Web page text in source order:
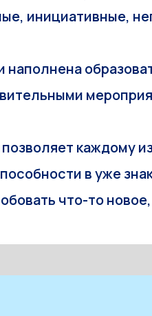
инициативные,
наполнена
каждому
в уже
что-то